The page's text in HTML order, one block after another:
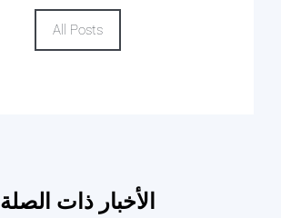
All Posts
الأخبار ذات الصلة